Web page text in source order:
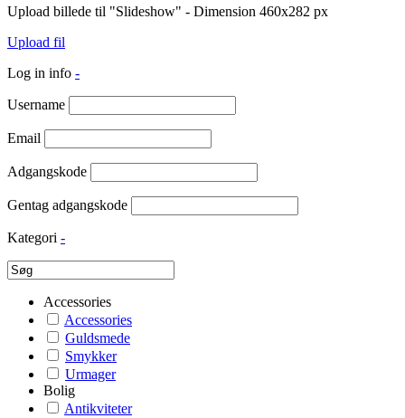
Upload billede til "Slideshow" - Dimension 460x282 px
Upload fil
Log in info -
Username
Email
Adgangskode
Gentag adgangskode
Kategori -
Accessories
Accessories
Guldsmede
Smykker
Urmager
Bolig
Antikviteter